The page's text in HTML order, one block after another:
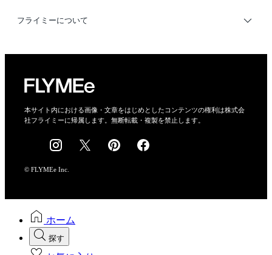
利用規約
フライミーについて
会社概要
採用情報
本サイト内における画像・文章をはじめとしたコンテンツの権利は株式会
社フライミーに帰属します。無断転載・複製を禁止します。
© FLYMEe Inc.
ホーム
探す